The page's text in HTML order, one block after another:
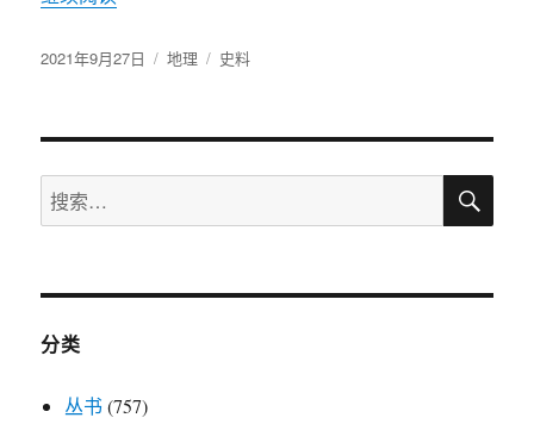
发
2021年9月27日
分
地理
标
史料
搜
索：
搜
分类
丛书 (757)